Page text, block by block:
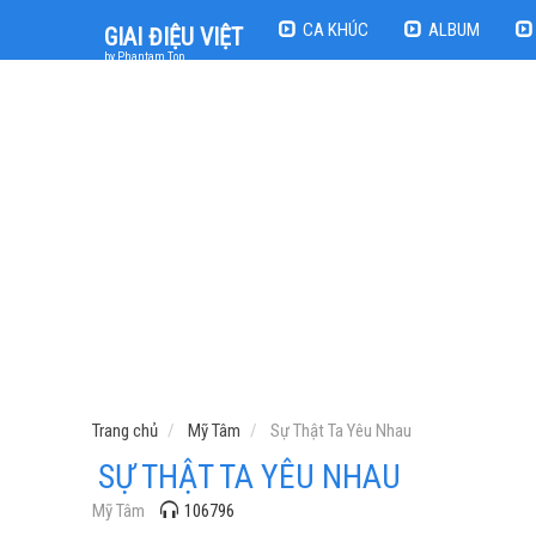
GIAI ĐIỆU VIỆT
by Phantam Top
CA KHÚC ALBUM
Trang chủ Mỹ Tâm Sự Thật Ta Yêu Nhau
SỰ THẬT TA YÊU NHAU
Mỹ Tâm 106796